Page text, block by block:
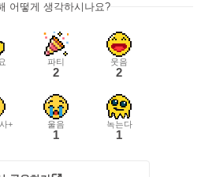
어떻게 생각하시나요?
파티
2
웃음
2
+ 울음
1
녹는다
1